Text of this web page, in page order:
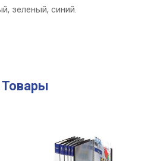
зеленый, синий.